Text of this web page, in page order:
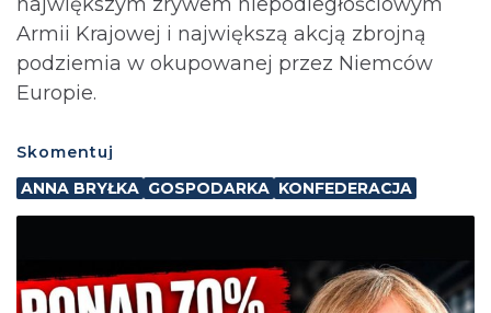
Armii Krajowej i największą akcją zbrojną
podziemia w okupowanej przez Niemców
Europie.
Skomentuj
ANNA BRYŁKA GOSPODARKA KONFEDERACJA